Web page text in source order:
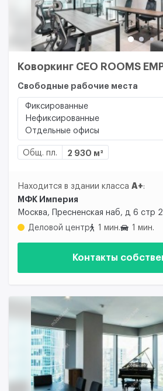
Коворкинг CEO ROOMS
Свободные рабочие места
Фиксированные
Нефиксированные
Отдельные офисы
Общ. пл. 2 930 м²
Находится в здании класса A+:
МФК Империя
Москва, Пресненская наб, д 6 стр 2
Деловой центр
1 мин. 1 мин.
Контакты